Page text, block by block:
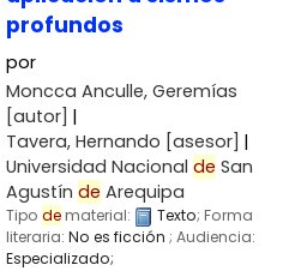
profundos
por
Moncca Anculle, Geremías
[autor]
Tavera, Hernando [asesor]
Universidad Nacional de San
Agustín de Arequipa
Tipo dematerial: Texto; Forma
literaria: No es ficción ; Audiencia:
Especializado;